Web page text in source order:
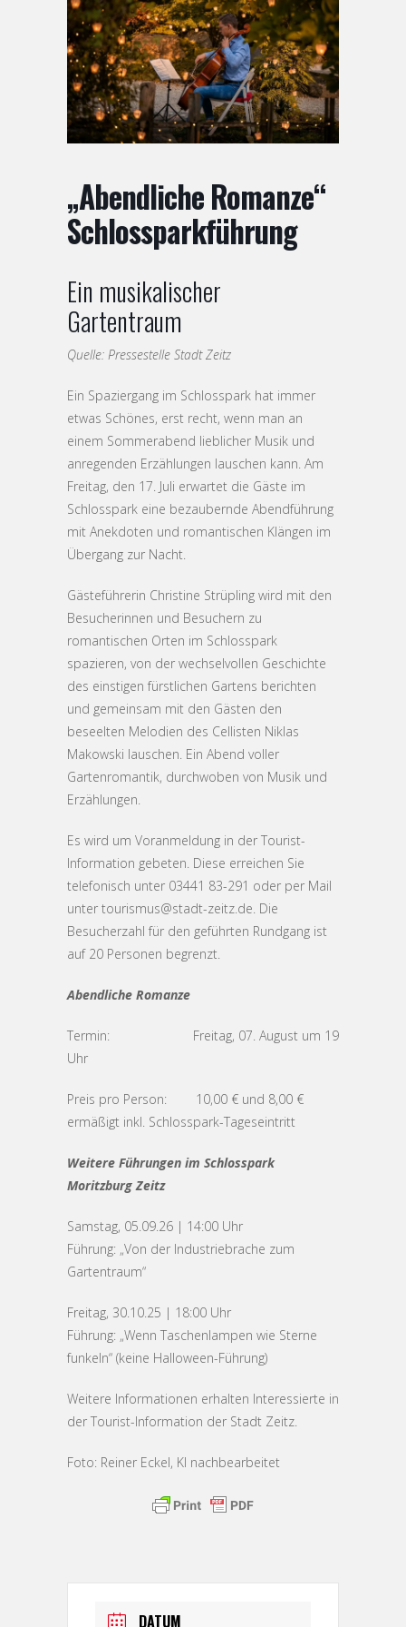
„Abendliche Romanze“
Schlossparkführung
Ein musikalischer
Gartentraum
Quelle: Pressestelle Stadt Zeitz
Ein Spaziergang im Schlosspark hat immer
etwas Schönes, erst recht, wenn man an
einem Sommerabend lieblicher Musik und
anregenden Erzählungen lauschen kann. Am
Freitag, den 17. Juli erwartet die Gäste im
Schlosspark eine bezaubernde Abendführung
mit Anekdoten und romantischen Klängen im
Übergang zur Nacht.
Gästeführerin Christine Strüpling wird mit den
Besucherinnen und Besuchern zu
romantischen Orten im Schlosspark
spazieren, von der wechselvollen Geschichte
des einstigen fürstlichen Gartens berichten
und gemeinsam mit den Gästen den
beseelten Melodien des Cellisten Niklas
Makowski lauschen. Ein Abend voller
Gartenromantik, durchwoben von Musik und
Erzählungen.
Es wird um Voranmeldung in der Tourist-
Information gebeten. Diese erreichen Sie
telefonisch unter 03441 83-291 oder per Mail
unter tourismus@stadt-zeitz.de. Die
Besucherzahl für den geführten Rundgang ist
auf 20 Personen begrenzt.
Abendliche Romanze
Termin: Freitag, 07. August um 19
Uhr
Preis pro Person: 10,00 € und 8,00 €
ermäßigt inkl. Schlosspark-Tageseintritt
Weitere Führungen im Schlosspark
Moritzburg Zeitz
Samstag, 05.09.26 | 14:00 Uhr
Führung: „Von der Industriebrache zum
Gartentraum“
Freitag, 30.10.25 | 18:00 Uhr
Führung: „Wenn Taschenlampen wie Sterne
funkeln“ (keine Halloween-Führung)
Weitere Informationen erhalten Interessierte in
der Tourist-Information der Stadt Zeitz.
Foto: Reiner Eckel, KI nachbearbeitet
DATUM